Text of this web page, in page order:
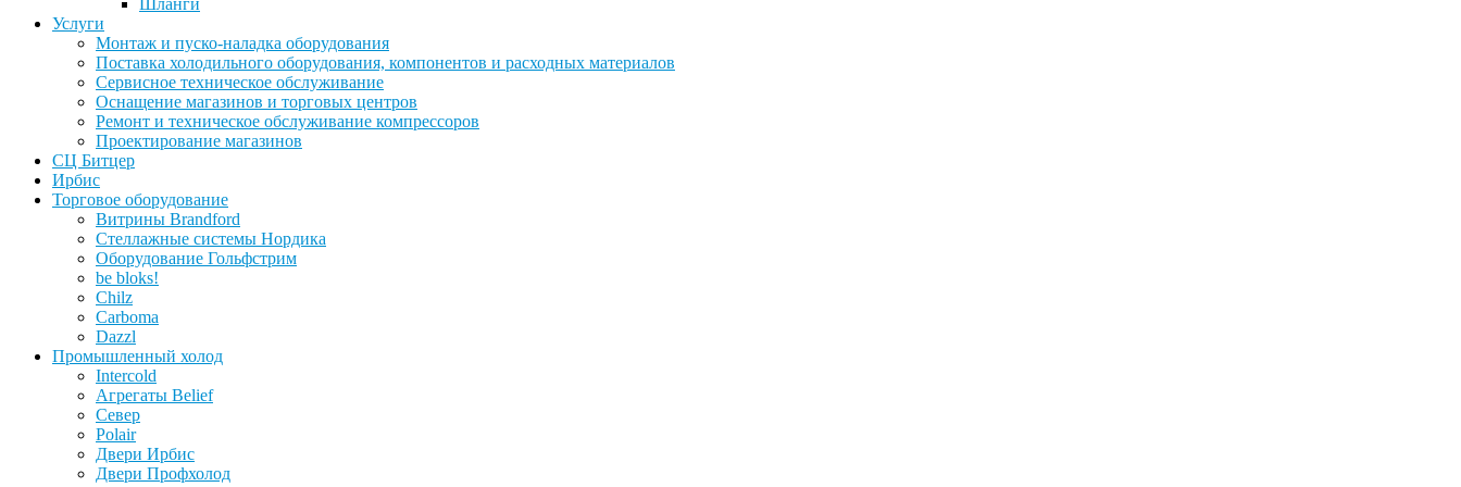
Шланги
Услуги
Монтаж и пуско-наладка оборудования
Поставка холодильного оборудования, компонентов и расходных материалов
Сервисное техническое обслуживание
Оснащение магазинов и торговых центров
Ремонт и техническое обслуживание компрессоров
Проектирование магазинов
СЦ Битцер
Ирбис
Торговое оборудование
Витрины Brandford
Стеллажные системы Нордика
Оборудование Гольфстрим
be bloks!
Chilz
Carboma
Dazzl
Промышленный холод
Intercold
Агрегаты Belief
Север
Polair
Двери Ирбис
Двери Профхолод